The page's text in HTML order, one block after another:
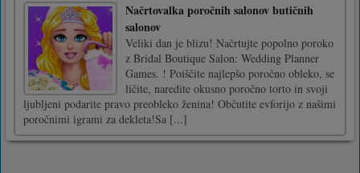
Načrtovalka poročnih salonov butičnih
salonov
Veliki dan je blizu! Načrtujte popolno poroko
z Bridal Boutique Salon: Wedding Planner
Games. ! Poiščite najlepšo poročno obleko, se
ličite, naredite okusno poročno torto in svoji
ljubljeni podarite pravo preobleko ženina! Občutite evforijo z našimi
poročnimi igrami za dekleta!Sa [...]